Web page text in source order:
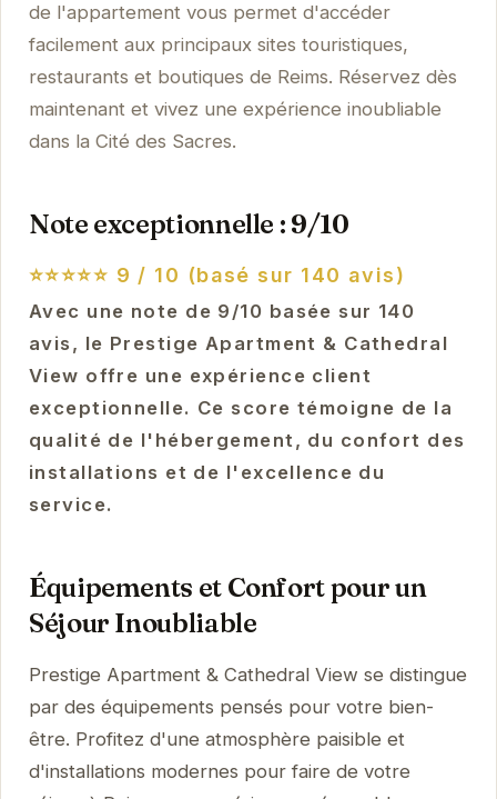
de l'appartement vous permet d'accéder
facilement aux principaux sites touristiques,
restaurants et boutiques de Reims. Réservez dès
maintenant et vivez une expérience inoubliable
dans la Cité des Sacres.
Note exceptionnelle : 9/10
⭐⭐⭐⭐⭐ 9 / 10 (basé sur 140 avis)
Avec une note de 9/10 basée sur 140
avis, le Prestige Apartment & Cathedral
View offre une expérience client
exceptionnelle. Ce score témoigne de la
qualité de l'hébergement, du confort des
installations et de l'excellence du
service.
Équipements et Confort pour un
Séjour Inoubliable
Prestige Apartment & Cathedral View se distingue
par des équipements pensés pour votre bien-
être. Profitez d'une atmosphère paisible et
d'installations modernes pour faire de votre